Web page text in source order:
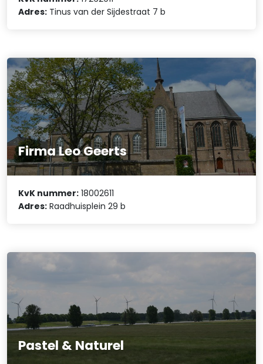
Adres: Tinus van der Sijdestraat 7 b
Firma Leo Geerts
KvK nummer: 18002611
Adres: Raadhuisplein 29 b
Pastel & Naturel